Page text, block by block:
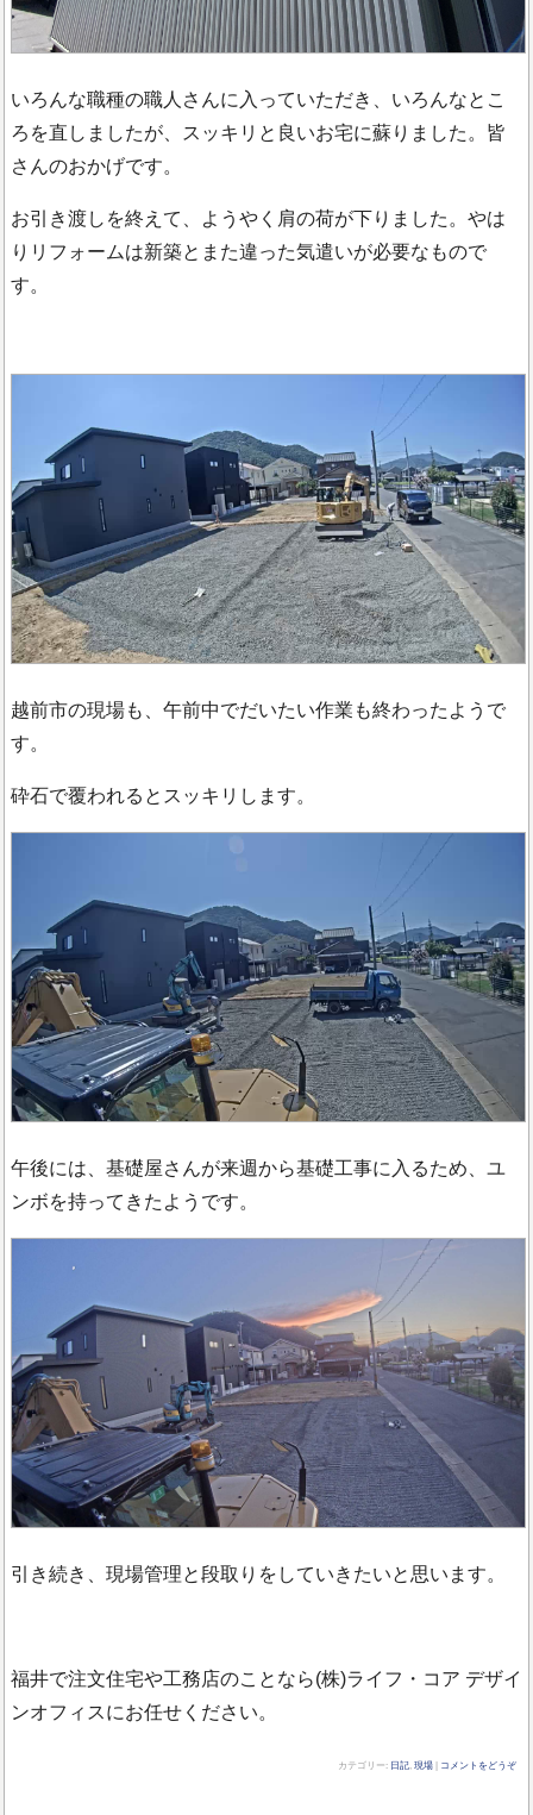
いろんな職種の職人さんに入っていただき、いろんなとこ
ろを直しましたが、スッキリと良いお宅に蘇りました。皆
さんのおかげです。
お引き渡しを終えて、ようやく肩の荷が下りました。やは
りリフォームは新築とまた違った気遣いが必要なもので
す。
越前市の現場も、午前中でだいたい作業も終わったようで
す。
砕石で覆われるとスッキリします。
午後には、基礎屋さんが来週から基礎工事に入るため、ユ
ンボを持ってきたようです。
引き続き、現場管理と段取りをしていきたいと思います。
福井で注文住宅や工務店のことなら(株)ライフ・コア デザイ
ンオフィスにお任せください。
カテゴリー: 日記, 現場 コメントをどうぞ